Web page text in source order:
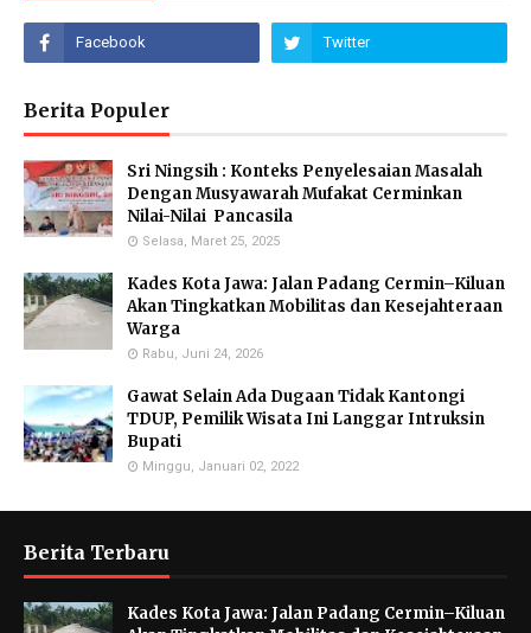
Berita Populer
Sri Ningsih : Konteks Penyelesaian Masalah
Dengan Musyawarah Mufakat Cerminkan
Nilai-Nilai Pancasila
Selasa, Maret 25, 2025
Kades Kota Jawa: Jalan Padang Cermin–Kiluan
Akan Tingkatkan Mobilitas dan Kesejahteraan
Warga
Rabu, Juni 24, 2026
Gawat Selain Ada Dugaan Tidak Kantongi
TDUP, Pemilik Wisata Ini Langgar Intruksin
Bupati
Minggu, Januari 02, 2022
Berita Terbaru
Kades Kota Jawa: Jalan Padang Cermin–Kiluan